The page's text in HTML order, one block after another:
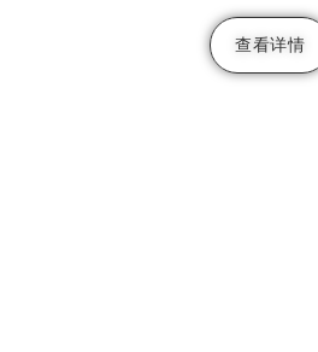
查看详情